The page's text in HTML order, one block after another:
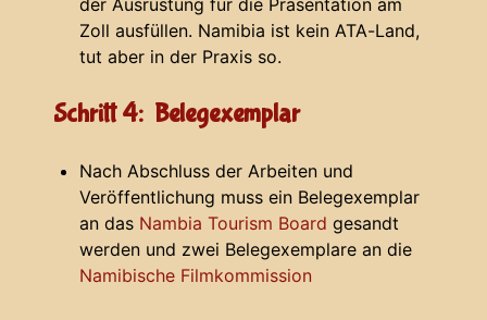
Zoll ausfüllen. Namibia ist kein ATA-Land,
tut aber in der Praxis so.
Schritt 4: Belegexemplar
Nach Abschluss der Arbeiten und
Veröffentlichung muss ein Belegexemplar
an das Nambia Tourism Board gesandt
werden und zwei Belegexemplare an die
Namibische Filmkommission